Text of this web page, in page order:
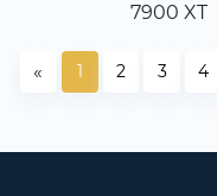
7900 XT
« 1 2 3 4